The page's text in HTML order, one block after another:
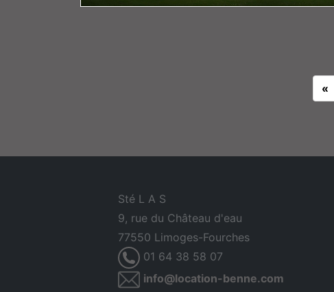
«
Sté L A S
9, rue du Château d'eau
77550 Limoges-Fourches
01 64 38 58 07
info@location-benne.com